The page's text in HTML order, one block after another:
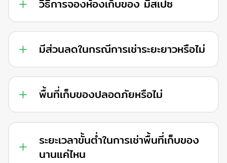
วิธีการจองห้องเก็บของ มีสเปซ
มีส่วนลดในกรณีการเช่าระยะยาวหรือไม่
พื้นที่เก็บของปลอดภัยหรือไม่
ระยะเวลาขั้นต่ำในการเช่าพื้นที่เก็บของ
นานแค่ไหน